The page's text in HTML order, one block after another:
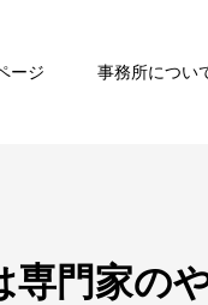
ージ 事務所につい
門家の